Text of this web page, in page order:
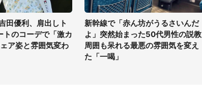
田優利、肩出しト
トのコーデで「激カ
ア姿と雰囲気変わ
新幹線で「赤ん坊がうるさいんだ
よ」突然始まった50代男性の説教
周囲も呆れる最悪の雰囲気を変え
た「一喝」